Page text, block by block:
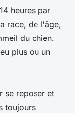
heures par
race, de l'âge,
du chien.
plus ou un
se reposer et
toujours